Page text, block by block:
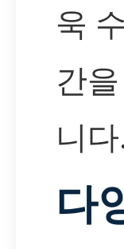
욱
간
니
다